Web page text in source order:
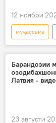
12 ноябри
муҷассама
Фарҳанг
Барандозии
Латвия -
23 августи